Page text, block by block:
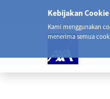
Kebijakan Cookie
Kami menggunakan
menerima semua